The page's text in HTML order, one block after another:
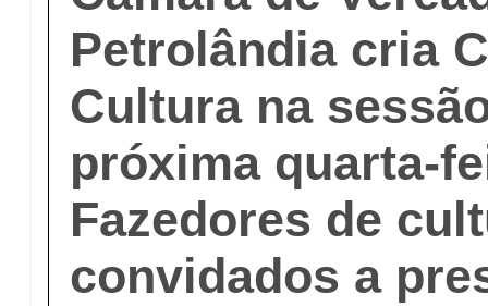
Petrolândia cria
Cultura na
próxima quarta-
Fazedores de
convidados a